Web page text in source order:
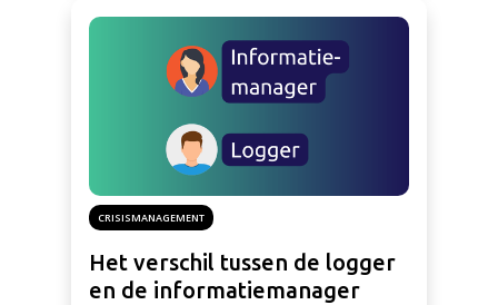
CRISISMANAGEMENT
Het verschil tussen de logger
en de informatiemanager